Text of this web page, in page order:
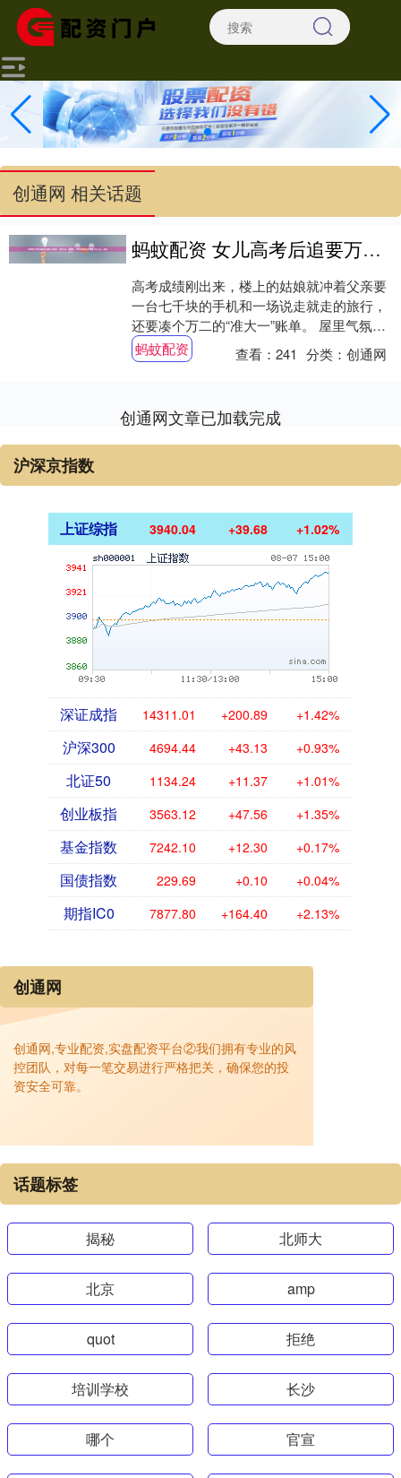
创通网 相关话题
蚂蚊配资 女儿高考后追要万元账单，外卖父亲一夜憔悴，冰冷亲情背后的隐痛_父母_孩子_家庭
高考成绩刚出来，楼上的姑娘就冲着父亲要
一台七千块的手机和一场说走就走的旅行，
还要凑个万二的“准大一”账单。 屋里气氛瞬
间炸裂，姑娘说了句“养不起就别生我”，父
亲....
蚂蚊配资 查看：241 分类：创通网
创通网文章已加载完成
沪深京指数
上证综指 3940.04 +39.68 +1.02%
深证成指 14311.01 +200.89 +1.42%
沪深300 4694.44 +43.13 +0.93%
北证50 1134.24 +11.37 +1.01%
创业板指 3563.12 +47.56 +1.35%
基金指数 7242.10 +12.30 +0.17%
国债指数 229.69 +0.10 +0.04%
期指IC0 7877.80 +164.40 +2.13%
创通网
创通网,专业配资,实盘配资平台②我们拥有专业的风
控团队，对每一笔交易进行严格把关，确保您的投
资安全可靠。
话题标签
揭秘 北师大
北京 amp
quot 拒绝
培训学校 长沙
哪个 官宣